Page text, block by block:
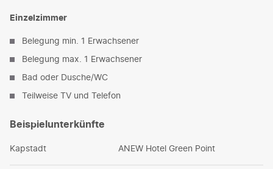
Einzelzimmer
Belegung min. 1 Erwachsener
Belegung max. 1 Erwachsener
Bad oder Dusche/WC
Teilweise TV und Telefon
Beispielunterkünfte
Kapstadt ANEW Hotel Green Point